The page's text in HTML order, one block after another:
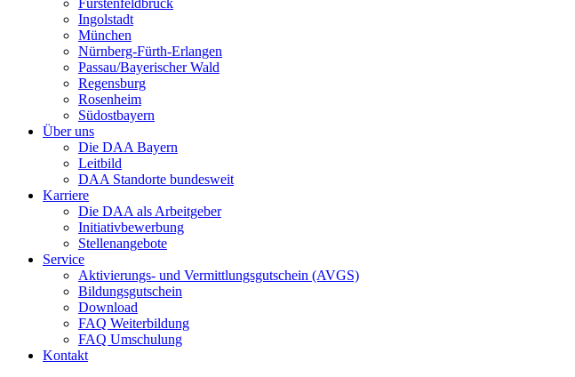
Fürstenfeldbruck
Ingolstadt
München
Nürnberg-Fürth-Erlangen
Passau/Bayerischer Wald
Regensburg
Rosenheim
Südostbayern
Über uns
Die DAA Bayern
Leitbild
DAA Standorte bundesweit
Karriere
Die DAA als Arbeitgeber
Initiativbewerbung
Stellenangebote
Service
Aktivierungs- und Vermittlungsgutschein (AVGS)
Bildungsgutschein
Download
FAQ Weiterbildung
FAQ Umschulung
Kontakt